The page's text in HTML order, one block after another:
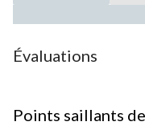
Évaluations
Points saillants